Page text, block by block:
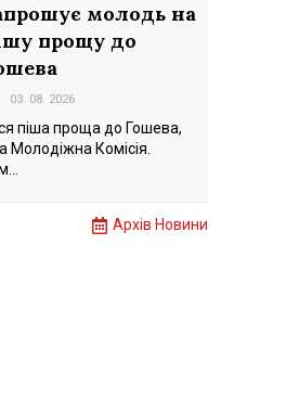
молодь на
прощу до
03. 08. 2026
піша проща до Гошева,
Молодіжна Комісія.
Архів Новини